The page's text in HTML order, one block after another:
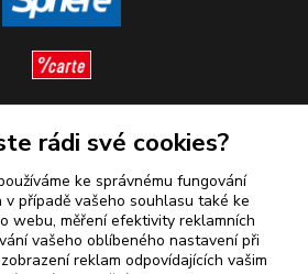
Sledujte nás
u nás bezpečně
rádi své cookies?
ke správnému fungování
případě vašeho souhlasu také ke
webu, měření efektivity reklamních
vašeho oblíbeného nastavení při
reklam odpovídajících vašim